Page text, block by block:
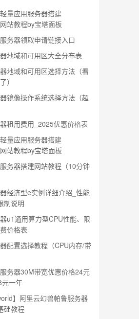
量应用服务器搭建
站教程by宝塔面板
务器领取申请链接入口
地域和可用区大全分布表
地域和可用区选择方法（看
）
镜像操作系统选择方法（超
租用费用_2025优惠价格表
量应用服务器搭建
站教程by宝塔面板
务器搭建网站教程（10分钟
经济型e实例详细介绍_性能
制说明
u1通用算力型CPU性能、限
价格表
配置选择教程（CPU内存/带
务器30M带宽优惠价格24元
元一年
】阿里云幻兽帕鲁服务器
础教程